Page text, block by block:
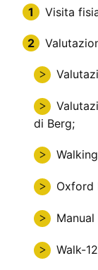
Visita
di Berg;
Oxford
Walk-